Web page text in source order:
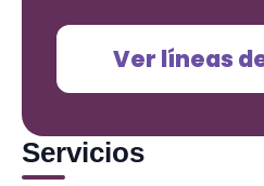
Servicios
Ver líneas